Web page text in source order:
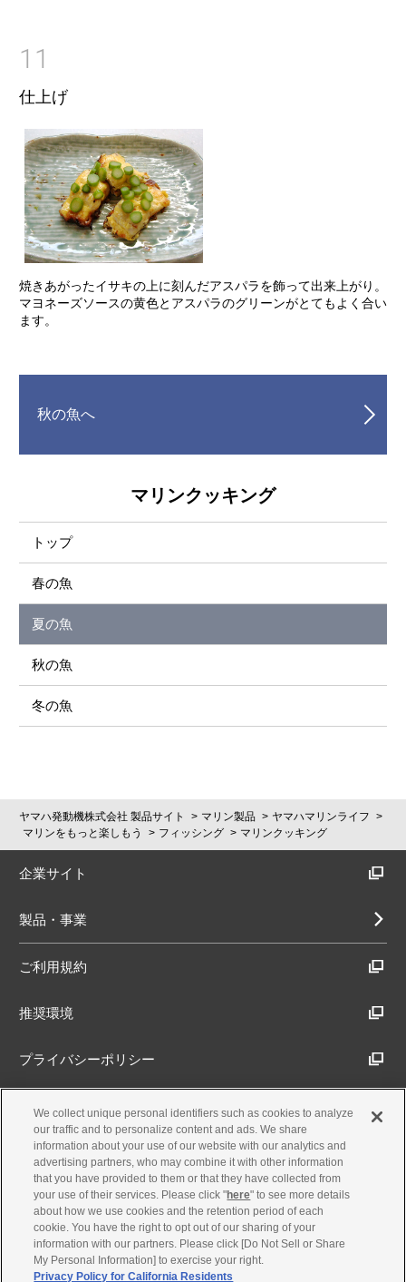
11
仕上げ
焼きあがったイサキの上に刻んだアスパラを飾って出来上がり。
マヨネーズソースの黄色とアスパラのグリーンがとてもよく合い
ます。
秋の魚へ
マリンクッキング
トップ
春の魚
夏の魚
秋の魚
冬の魚
ヤマハ発動機株式会社 製品サイト マリン製品
ヤマハマリンライフ
マリンをもっと楽しもう
フィッシング マリンクッキング
企業サイト
製品・事業
ご利用規約
推奨環境
プライバシーポリシー
Cookieポリシー
アクセシビリティ方針
古物営業法に基づく表示
製品・事業のお問合せ
We collect unique personal identifiers such as cookies to analyze
our traffic and to personalize content and ads. We share
information about your use of our website with our analytics and
advertising partners, who may combine it with other information
that you have provided to them or that they have collected from
your use of their services. Please click "here" to see more details
about how we use cookies and the retention period of each
cookie. You have the right to opt out of our sharing of your
information with our partners. Please click [Do Not Sell or Share
My Personal Information] to exercise your right.
Privacy Policy for California Residents